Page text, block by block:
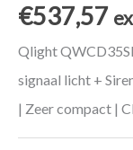
€537,57
Qlight
signaal licht +
| Zeer compact |